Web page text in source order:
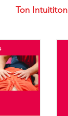
Ton Intuititon